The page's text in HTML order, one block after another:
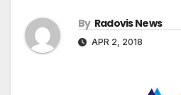
By Radovis News
APR 2, 2018